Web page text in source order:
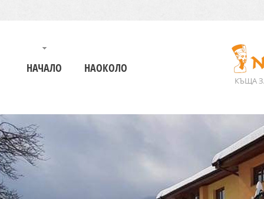
КЪЩА
НАЧАЛО НАОКОЛО